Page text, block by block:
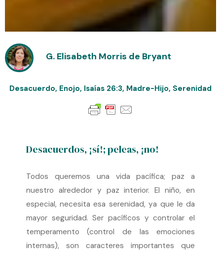
G. Elisabeth Morris de Bryant
Desacuerdo, Enojo, Isaías 26:3, Madre-Hijo, Serenidad
Desacuerdos, ¡sí!; peleas, ¡no!
Todos queremos una vida pacífica; paz a
nuestro alrededor y paz interior. El niño, en
especial, necesita esa serenidad, ya que le da
mayor seguridad. Ser pacíficos y controlar el
temperamento (control de las emociones
internas), son caracteres importantes que